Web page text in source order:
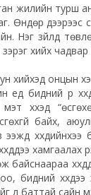
жилийн
Өндөр дээрээс
Нэг зүйлд
хийх
хийхэд онцын
бидний үр
хүүхэд
байх,
ээжүүд
хамгаалах
байснаараа
хүүхдээ
л баттай